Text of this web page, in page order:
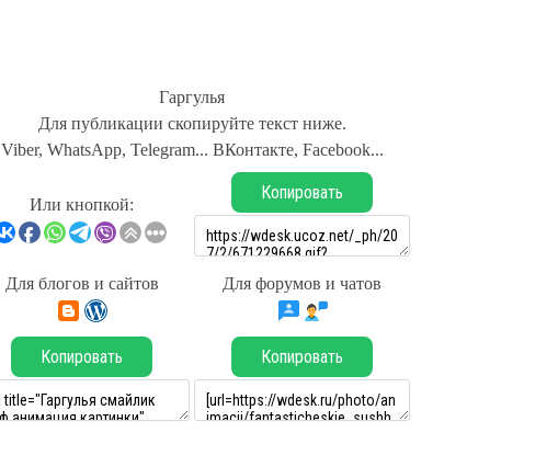
Гаргулья
Для публикации скопируйте текст ниже.
Viber, WhatsApp, Telegram... ВКонтакте, Facebook...
Или кнопкой:
Копировать
Для блогов и сайтов Для форумов и чатов
Копировать Копировать